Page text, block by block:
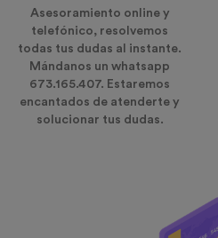
Asesoramiento online y
telefónico, resolvemos
todas tus dudas al instante.
Mándanos un whatsapp
673.165.407. Estaremos
encantados de atenderte y
solucionar tus dudas.